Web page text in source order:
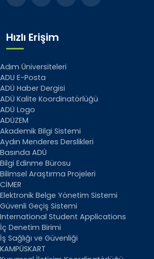
Hızlı Erişim
Adım Üniversiteleri
ADU E-Posta
ADÜ Haber Dergisi
ADÜ Kalite Koordinatörlüğü
ADÜ Logo
ADÜZEM
Akademik Bilgi Sistemi
Aydın Menderes Derslikleri
Basında ADÜ
Bilgi Edinme Bürosu
Bilimsel Araştırma Projeleri
CİMER
Elektronik Belge Yönetim Sistemi
Güvenli Geçiş Sistemi
International Student Applications
İç Denetim Birimi
İş Sağlığı ve Güvenliği
KAMPÜSKART